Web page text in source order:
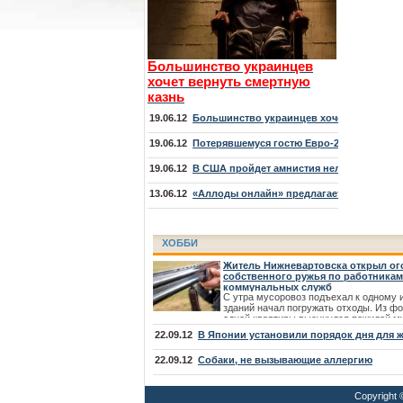
Большинство украинцев
хочет вернуть смертную
казнь
19.06.12 Большинство украинцев хочет вернуть
19.06.12 Потерявшемуся гостю Евро-2012
19.06.12 В США пройдет амнистия нелегалов,
13.06.12 «Аллоды онлайн» предлагает
ХОББИ
Житель Нижневартовска открыл
собственного ружья по работникам
коммунальных служб
С утра мусоровоз подъехал к одному
зданий начал погружать отходы. Из
одной квартиры высунулся пожилой
как резаных собак». Но те не
внимание.
22.09.12 В Японии установили порядок дня для
22.09.12 Собаки, не вызывающие аллергию
Copyright